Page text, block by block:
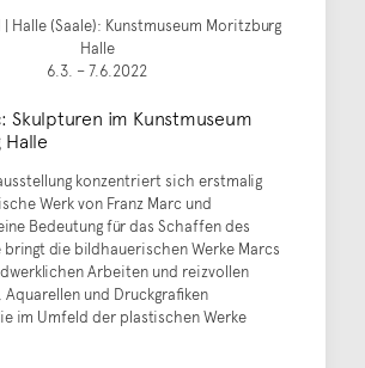
Halle (Saale): Kunstmuseum Moritzburg
Halle
6.3. – 7.6.2022
Skulpturen im Kunstmuseum
konzentriert sich erstmalig
Werk von Franz Marc und
Bedeutung für das Schaffen des
bringt die bildhauerischen Werke Marcs
Arbeiten und reizvollen
Aquarellen und Druckgrafiken
im Umfeld der plastischen Werke